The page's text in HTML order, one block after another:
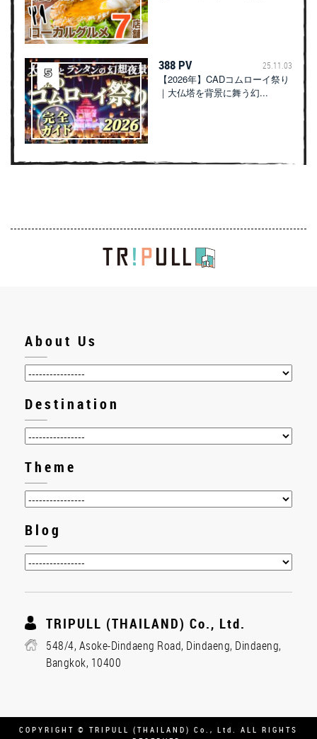
388 PV 25.11.03
【2026年】CADコムローイ祭り
｜大仏塔を背景に舞う幻...
About Us
Destination
Theme
Blog
TRIPULL (THAILAND) Co., Ltd.
548/4, Asoke-Dindaeng Road, Dindaeng, Dindaeng,
Bangkok, 10400
COPYRIGHT © TRIPULL (THAILAND) Co., Ltd. ALL RIGHTS